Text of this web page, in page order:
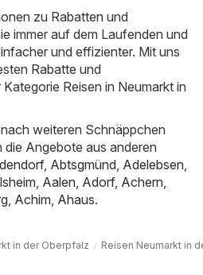
zu Rabatten und
immer auf dem Laufenden und
und effizienter. Mit uns
Rabatte und
Reisen in Neumarkt in
weiteren Schnäppchen
die Angebote aus anderen
, Abtsgmünd Adelebsen
Aalen Adorf, Achern
Achim Ahaus.
in der Oberpfalz Reisen Neumarkt in